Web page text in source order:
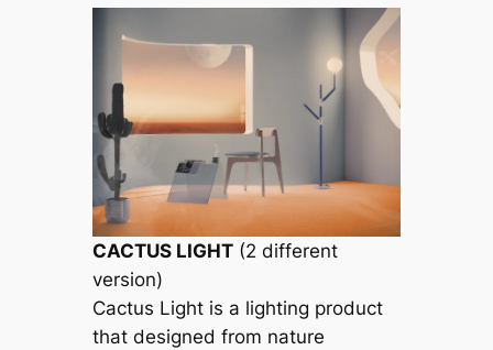
CACTUS LIGHT(2 different
version)
Cactus Light is a lighting product
that designed from nature